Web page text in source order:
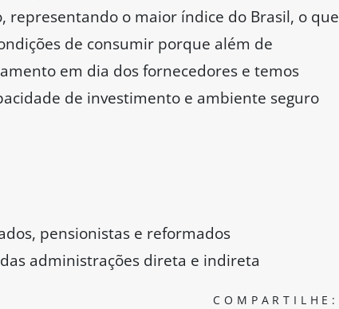
representando o maior índice do Brasil, o que
de consumir porque além de
em dia dos fornecedores e temos
de investimento e ambiente seguro
pensionistas e reformados
administrações direta e indireta
COMPARTILHE: